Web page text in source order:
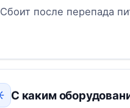
Сбоит после перепада
С каким